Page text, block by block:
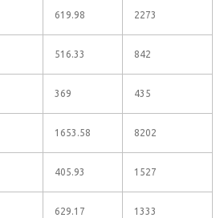
619.98 2273
516.33 842
369 435
1653.58 8202
405.93 1527
629.17 1333